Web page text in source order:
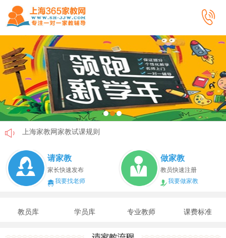
上海家教网家教试课规则
上海家教网免责声明
教员首次给家长打电话注意事项
上海家教网教员首次上门试教注意事项
上海家教网女生家教安全必读！
上海家教网大学生做家教安全须知！
请家教
家长快速发布
我要找老师
做家教
教员快速注册
我要做家教
教员库 学员库 专业教师 课费标准